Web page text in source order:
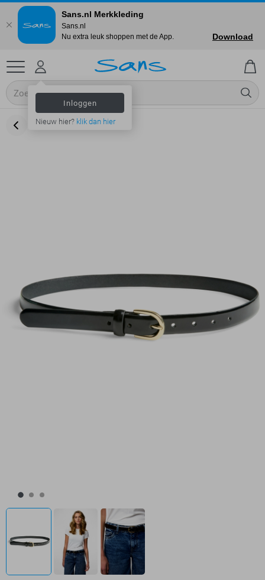
Inloggen
Nieuw hier? klik dan hier
Sans.nl Merkkleding
Sans.nl
Nu extra leuk shoppen met de App.
Download